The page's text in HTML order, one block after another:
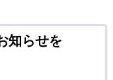
知らせを